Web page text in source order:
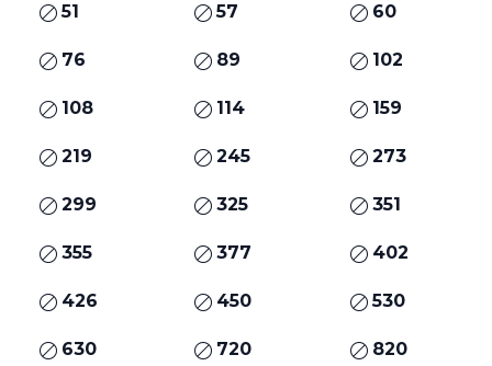
51 57 60
76 89 102
108 114 159
219 245 273
299 325 351
355 377 402
426 450 530
630 720 820